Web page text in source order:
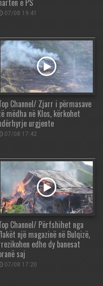
e PS
07/08 19:41
Channel/ Zjarr i përmasave
mëdha në Klos, kërkohet
urgjente
07/08 17:42
Channel/ Përfshihet nga
një magazinë në Bulqizë,
edhe dy banesat
saj
07/08 17:20